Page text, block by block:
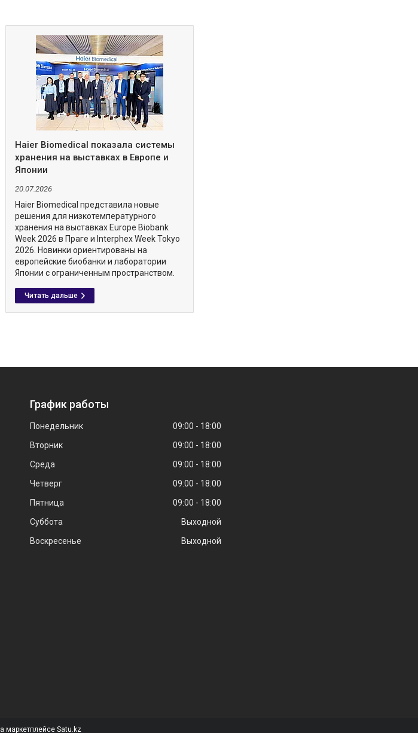
Haier Biomedical показала системы
хранения на выставках в Европе и
Японии
20.07.2026
Haier Biomedical представила новые
решения для низкотемпературного
хранения на выставках Europe Biobank
Week 2026 в Праге и Interphex Week Tokyo
2026. Новинки ориентированы на
европейские биобанки и лаборатории
Японии с ограниченным пространством.
График работы
Понедельник 09:00
18:00
Вторник
09:00
18:00
Среда
09:00
18:00
Четверг
09:00
18:00
Пятница
09:00
18:00
Суббота
Выходной
Воскресенье
Выходной
маркетплейсе Satu.kz